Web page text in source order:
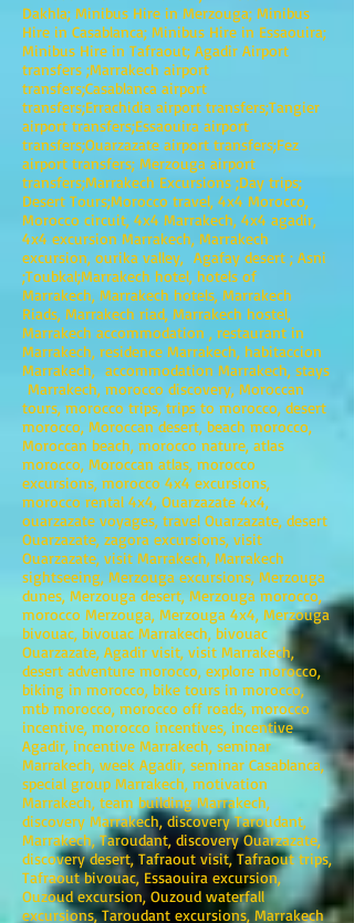
Dakhla; Minibus Hire in Merzouga; Minibus
Hire in Casablanca; Minibus Hire in Essaouira;
Minibus Hire in Tafraout; Agadir Airport
transfers ;Marrakech airport
transfers;Casablanca airport
transfers;Errachidia airport transfers;Tangier
airport transfers;Essaouira airport
transfers;Ouarzazate airport transfers;Fez
airport transfers; Merzouga airport
transfers;Marrakech Excursions ;Day trips;
Desert Tours;Morocco travel, 4x4 Morocco,
Morocco circuit, 4x4 Marrakech, 4x4 agadir,
4x4 excursion Marrakech, Marrakech
excursion, ourika valley, Agafay desert ; Asni
;Toubkal;Marrakech hotel, hotels of
Marrakech, Marrakech hotels, Marrakech
Riads, Marrakech riad, Marrakech hostel,
Marrakech accommodation , restaurant in
Marrakech, residence Marrakech, habitaccion
Marrakech, accommodation Marrakech, stays
Marrakech, morocco discovery, Moroccan
tours, morocco trips, trips to morocco, desert
morocco, Moroccan desert, beach morocco,
Moroccan beach, morocco nature, atlas
morocco, Moroccan atlas, morocco
excursions, morocco 4x4 excursions,
morocco rental 4x4, Ouarzazate 4x4,
ouarzazate voyages, travel Ouarzazate, desert
Ouarzazate, zagora excursions, visit
Ouarzazate, visit Marrakech, Marrakech
sightseeing, Merzouga excursions, Merzouga
dunes, Merzouga desert, Merzouga morocco,
morocco Merzouga, Merzouga 4x4, Merzouga
bivouac, bivouac Marrakech, bivouac
Ouarzazate, Agadir visit, visit Marrakech,
desert adventure morocco, explore morocco,
biking in morocco, bike tours in morocco,
mtb morocco, morocco off roads, morocco
incentive, morocco incentives, incentive
Agadir, incentive Marrakech, seminar
Marrakech, week Agadir, seminar Casablanca,
special group Marrakech, motivation
Marrakech, team building Marrakech,
discovery Marrakech, discovery Taroudant,
Marrakech, Taroudant, discovery Ouarzazate,
discovery desert, Tafraout visit, Tafraout trips,
Tafraout bivouac, Essaouira excursion,
Ouzoud excursion, Ouzoud waterfall
excursions, Taroudant excursions, Marrakech